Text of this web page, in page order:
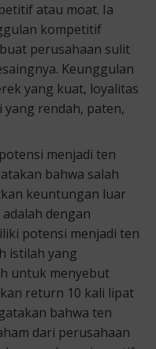
atau moat. Ia
kompetitif
perusahaan sulit
Keunggulan
yang kuat, loyalitas
rendah, paten,
menjadi ten
bahwa salah
keuntungan luar
dengan
potensi menjadi ten
istilah yang
untuk menyebut
return 10 kali lipat
bahwa ten
dari perusahaan